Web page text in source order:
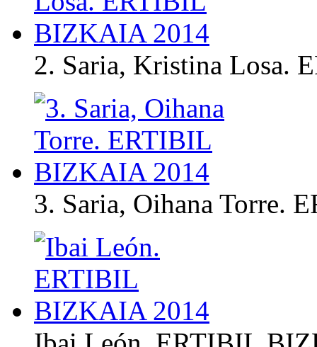
2. Saria, Kristina Losa.
3. Saria, Oihana Torre.